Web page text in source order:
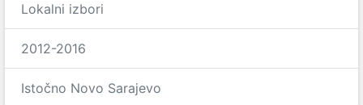
Lokalni izbori
2012-2016
Istočno Novo Sarajevo